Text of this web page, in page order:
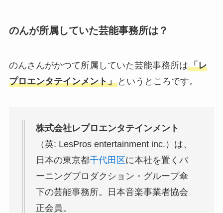
のんが所属していた芸能事務所は？
のんさんがかつて所属していた芸能事務所は「レ
プロエンタテインメント」というところです。
株式会社レプロエンタテインメント
（英: LesPros entertainment inc.）は、
日本の東京都千代田区 に本社を置くバ
ーニングプロダクション・グループ傘
下の芸能事務所。日本音楽事業者協会
正会員。